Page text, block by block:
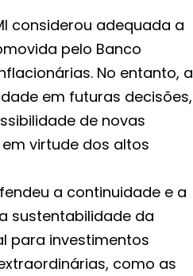
considerou adequada a
pelo Banco
No entanto, a
em futuras decisões,
de novas
virtude dos altos
a continuidade e a
sustentabilidade da
para investimentos
como as